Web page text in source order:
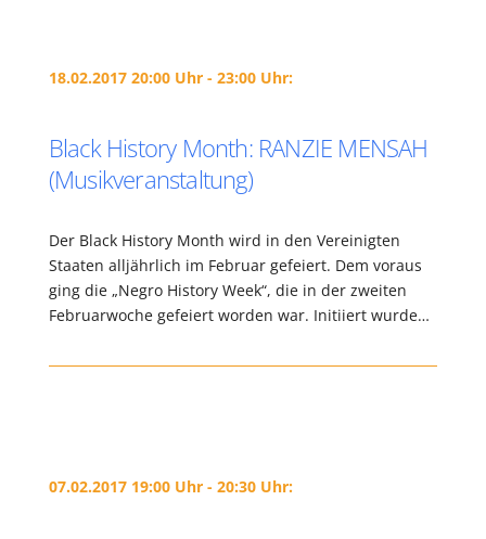
18.02.2017 20:00 Uhr - 23:00 Uhr:
Black History Month: RANZIE MENSAH
(Musikveranstaltung)
Der Black History Month wird in den Vereinigten
Staaten alljährlich im Februar gefeiert. Dem voraus
ging die „Negro History Week“, die in der zweiten
Februarwoche gefeiert worden war. Initiiert wurde…
07.02.2017 19:00 Uhr - 20:30 Uhr: